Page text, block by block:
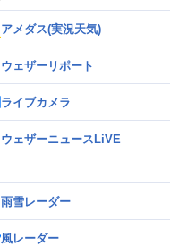
アメダス(実況天気)
ウェザーリポート
ライブカメラ
ウェザーニュースLiVE
雨雪レーダー
風レーダー